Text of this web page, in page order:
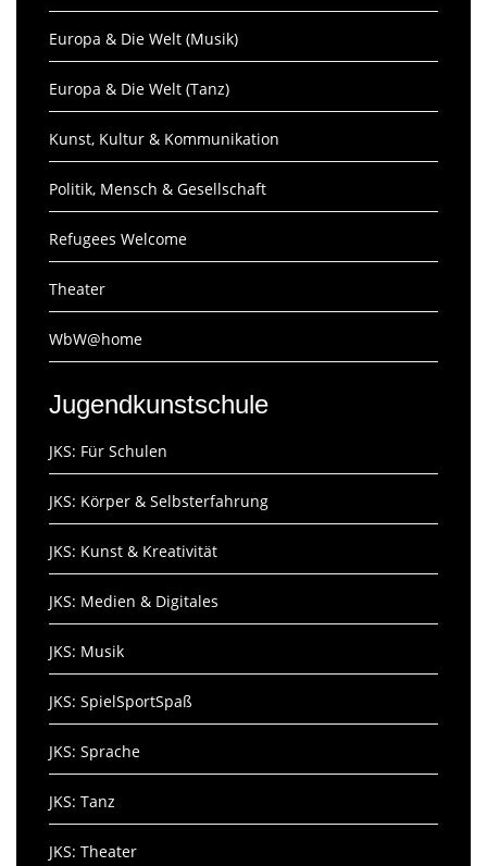
Europa & Die Welt (Musik)
Europa & Die Welt (Tanz)
Kunst, Kultur & Kommunikation
Politik, Mensch & Gesellschaft
Refugees Welcome
Theater
WbW@home
Jugendkunstschule
JKS: Für Schulen
JKS: Körper & Selbsterfahrung
JKS: Kunst & Kreativität
JKS: Medien & Digitales
JKS: Musik
JKS: SpielSportSpaß
JKS: Sprache
JKS: Tanz
JKS: Theater